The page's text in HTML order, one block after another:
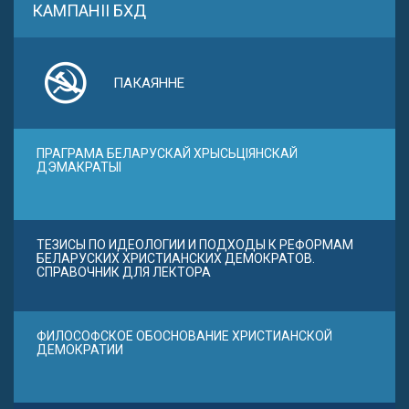
КАМПАНІІ БХД
ПАКАЯННЕ
ПРАГРАМА БЕЛАРУСКАЙ ХРЫСЬЦІЯНСКАЙ
ДЭМАКРАТЫІ
ТЕЗИСЫ ПО ИДЕОЛОГИИ И ПОДХОДЫ К РЕФОРМАМ
БЕЛАРУСКИХ ХРИСТИАНСКИХ ДЕМОКРАТОВ.
СПРАВОЧНИК ДЛЯ ЛЕКТОРА
ФИЛОСОФСКОЕ ОБОСНОВАНИЕ ХРИСТИАНСКОЙ
ДЕМОКРАТИИ